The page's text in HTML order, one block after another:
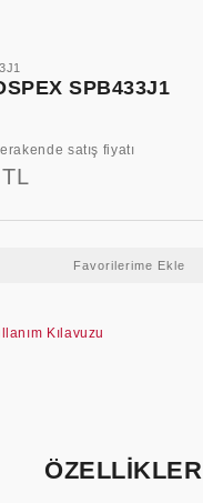
SPB433J1
satış fiyatı
Kılavuzu
ÖZELLİKLER